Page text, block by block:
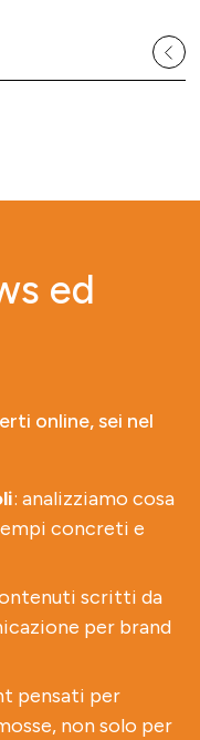
ed
online, sei nel
: analizziamo cosa
concreti e
scritti da
per brand
pensati per
non solo per